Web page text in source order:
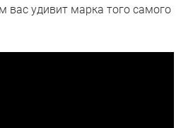
вас удивит марка того самого